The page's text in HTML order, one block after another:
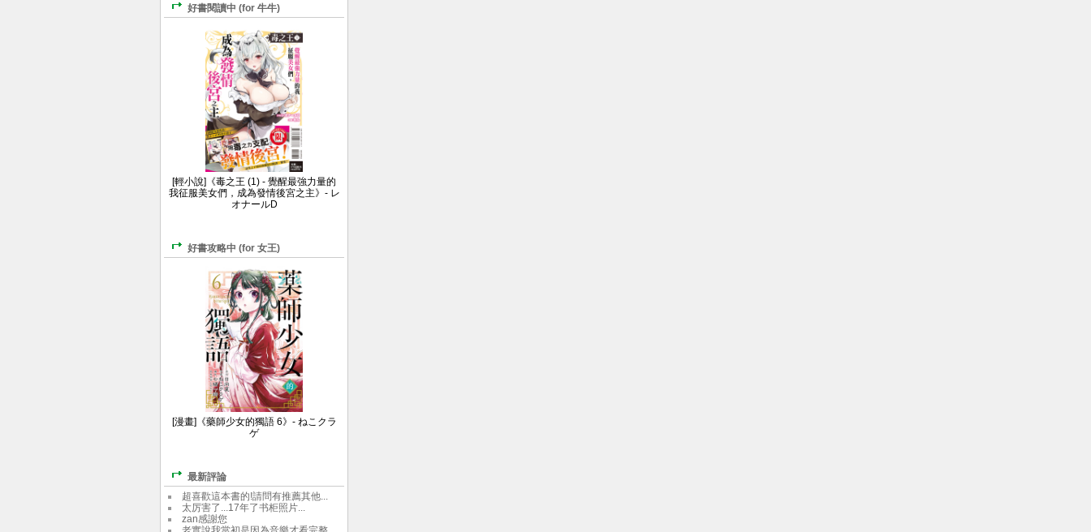
好書閱讀中 (for 牛牛)
[輕小說]《毒之王 (1) - 覺醒最強力量的
我征服美女們，成為發情後宮之主》- レ
オナールD
好書攻略中 (for 女王)
[漫畫]《藥師少女的獨語 6》- ねこクラ
ゲ
最新評論
超喜歡這本書的!請問有推薦其他...
太厉害了...17年了书柜照片...
zan感謝您